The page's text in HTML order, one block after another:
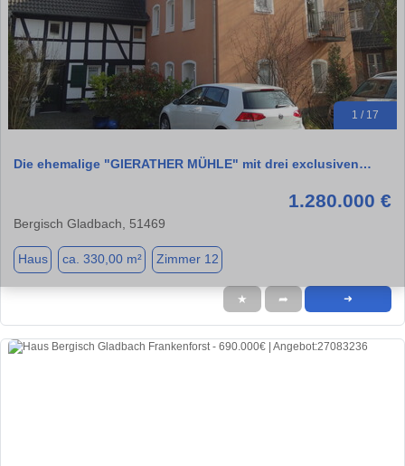
1 / 17
Die ehemalige "GIERATHER MÜHLE" mit drei exclusiven…
1.280.000 €
Bergisch Gladbach, 51469
Haus ca. 330,00 m² Zimmer 12
★ ➦ ➜